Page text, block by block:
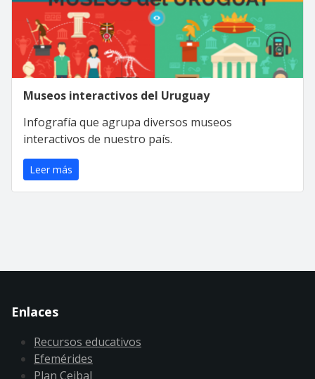
Museos interactivos del Uruguay
Infografía que agrupa diversos museos
interactivos de nuestro país.
Leer más
Enlaces
Recursos educativos
Efemérides
Plan Ceibal